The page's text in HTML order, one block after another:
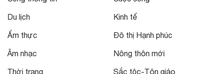
Du lịch
Ẩm thực
Âm nhạc
Thời trang
Kinh tế
Đô thị Hạnh phúc
Nông thôn mới
Sắc tộc-Tôn giáo